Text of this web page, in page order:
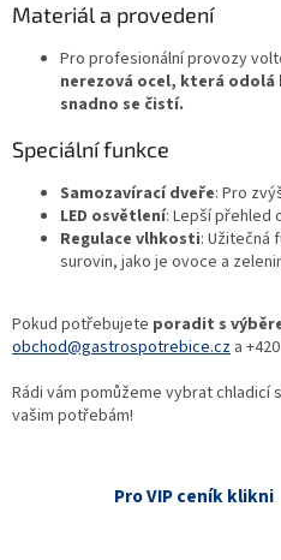
Materiál a provedení
Pro profesionální provozy
nerezová ocel, která
snadno se čistí.
Speciální funkce
Samozavírací dveře: Pro
LED osvětlení: Lepší přehled
Regulace vlhkosti: Užitečná
surovin, jako je ovoce a
Pokud potřebujete poradit s
obchod@gastrospotrebice.cz a
Rádi vám pomůžeme vybrat
vašim potřebám!
Pro VIP ceník klikni